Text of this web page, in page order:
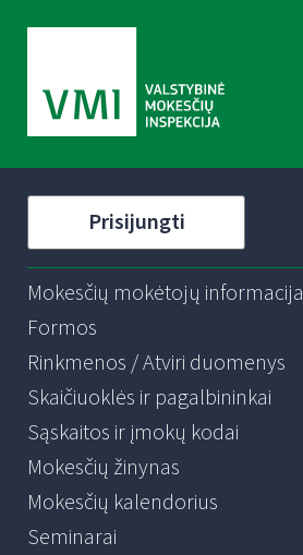
Prisijungti
Mokesčių mokėtojų informacija
Formos
Rinkmenos / Atviri duomenys
Skaičiuoklės ir pagalbininkai
Sąskaitos ir įmokų kodai
Mokesčių žinynas
Mokesčių kalendorius
Seminarai